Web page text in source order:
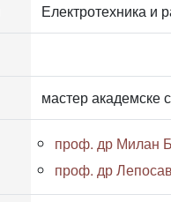
Електротехника и
мастер академске
проф. др Милан
проф. др